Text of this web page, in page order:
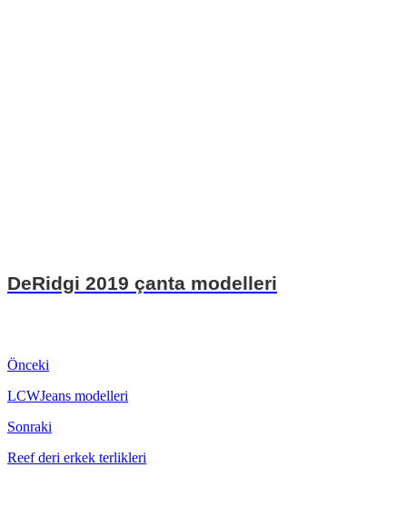
DeRidgi 2019 çanta modelleri
Önceki
LCWJeans modelleri
Sonraki
Reef deri erkek terlikleri